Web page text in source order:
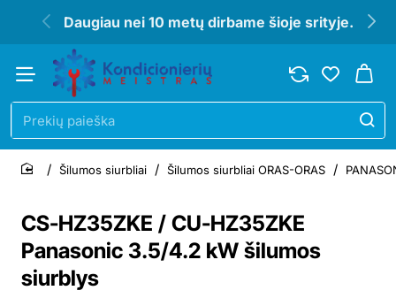
Daugiau nei 10 metų dirbame šioje srityje.
Prekių
paieška
CS-HZ35ZKE / CU-HZ35ZKE
Panasonic 3.5/4.2 kW šilumos
siurblys
home
Šilumos siurbliai Šilumos siurbliai ORAS-ORAS